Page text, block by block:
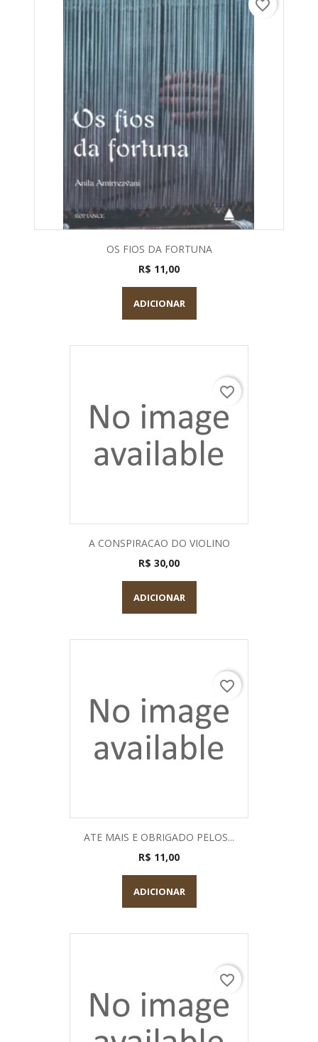
OS FIOS DA FORTUNA
R$ 11,00
ADICIONAR
favorite_border
A CONSPIRACAO DO VIOLINO
R$ 30,00
ADICIONAR
favorite_border
ATE MAIS E OBRIGADO PELOS...
R$ 11,00
ADICIONAR
favorite_border
favorite_border